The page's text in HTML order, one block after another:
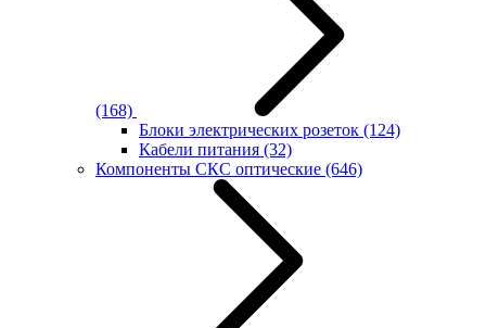
(168)
Блоки электрических розеток (124)
Кабели питания (32)
Компоненты СКС оптические (646)